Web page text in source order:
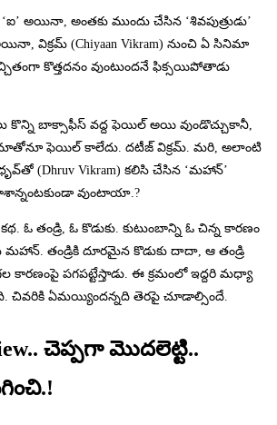
అయినా, అంతకు ముందు చేసిన ‘శివపుత్రుడు’
(Chiyaan Vikram) నుంచి ఏ సినిమా
కొత్తదనం వుంటుందనే ఫిక్సయిపోతాడు
కొన్ని బాక్సాఫీస్ వద్ద ఫెయిల్ అయి వుండొచ్చుకానీ,
ఫెయిల్ కాలేదు. దటీజ్ విక్రమ్. మరి, అలాంటి
(Dhruv Vikram) కలిసి చేసిన ‘మహాన్’
వుంటాయా.?
ఓ తండ్రి, ఓ కొడుకు. కుటుంబాన్ని ఓ చిన్న కారణం
మహాన్. తండ్రికి దూరమైన కొడుకు దాదా, ఆ తండ్రి
కారణంపై పగపట్టేస్తాడు. ఈ క్రమంలో ఇద్దరి మధ్యా
చివరికి ఏమయ్యిందన్నది తెరపై చూడాల్సిందే.
చెప్పగా మొదలెట్టి..